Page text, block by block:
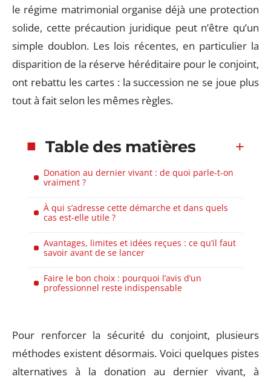
le régime matrimonial organise déjà une protection
solide, cette précaution juridique peut n’être qu’un
simple doublon. Les lois récentes, en particulier la
disparition de la réserve héréditaire pour le conjoint,
ont rebattu les cartes : la succession ne se joue plus
tout à fait selon les mêmes règles.
Table des matières
Donation au dernier vivant : de quoi parle-t-on
vraiment ?
À qui s’adresse cette démarche et dans quels
cas est-elle utile ?
Avantages, limites et idées reçues : ce qu’il faut
savoir avant de se lancer
Faire le bon choix : pourquoi l’avis d’un
professionnel reste indispensable
Pour renforcer la sécurité du conjoint, plusieurs
méthodes existent désormais. Voici quelques pistes
alternatives à la donation au dernier vivant, à